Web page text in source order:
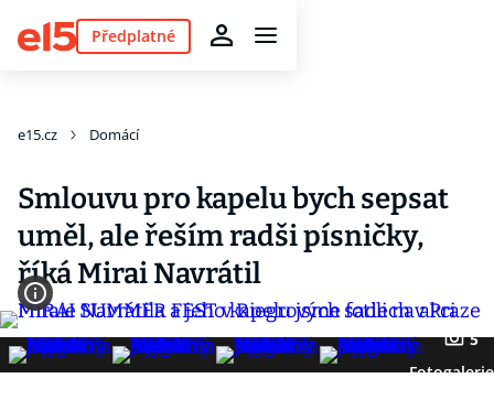
Předplatné
e15.cz Domácí
Smlouvu pro kapelu bych sepsat
uměl, ale řeším radši písničky,
říká Mirai Navrátil
5
Fotogalerie